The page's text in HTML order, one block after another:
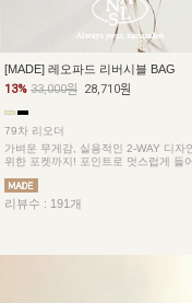
[MADE] 레오파드 리버시블 BAG
13% 33,000원 28,710원
79차 리오더
가벼운 무게감, 실용적인 2-WAY 디자
위한 포켓까지! 포인트로 멋스럽게 들
리뷰수 : 191개